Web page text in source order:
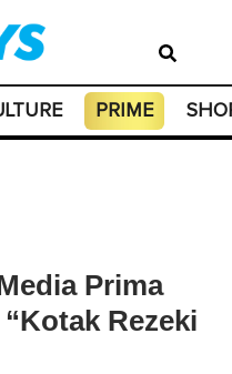
PRIME
Prima
Rezeki